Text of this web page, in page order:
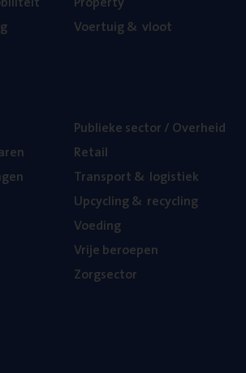
Voer­tuig& vloot
Publie­ke sec­tor / Overheid
Retail
Trans­port& logistiek
Upcy­cling& recycling
Voe­ding
Vrije beroe­pen
Zorg­sec­tor